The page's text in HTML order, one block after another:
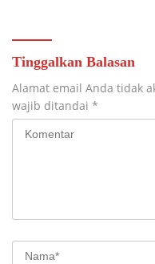
Tinggalkan Balasan
Alamat email Anda tidak
wajib ditandai *